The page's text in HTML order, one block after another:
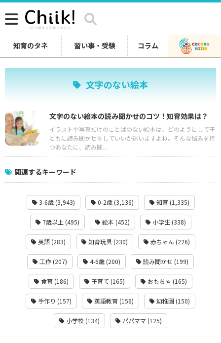
知育のタネ 習い事・受験 コラム
文字のない絵本
文字のない絵本の読み聞かせのコツ！知育効果は？
イラストや写真だけのことばのない絵本は、どのようにして子
どもに読み聞かせをしていいか迷いますよね。そんな悩みを持
つあなたに、読み聞...
関連するキーワード
3-6歳 (3,943) 0-2歳 (3,136) 知育 (1,335)
7歳以上 (495) 絵本 (452) 小学生 (338)
英語 (283) 知育玩具 (230) 赤ちゃん (226)
工作 (207) 4-6歳 (200) 読み聞かせ (199)
食育 (186) 子育て (165) おもちゃ (165)
手作り (157) 英語教育 (156) 幼稚園 (150)
小学校 (134) パパママ (125)